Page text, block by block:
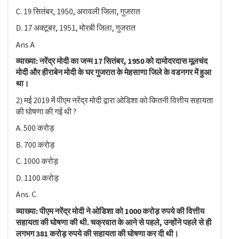
C. 19 सितंबर, 1950, अरावली जिला, गुजरात
D. 17 अक्टूबर, 1951, मोरबी जिला, गुजरात
Ans A
व्याख्या: नरेंद्र मोदी का जन्म 17 सितंबर, 1950 को दामोदरदास मूलचंद
मोदी और हीराबेन मोदी के घर गुजरात के मेहसाणा जिले के वडनगर में हुआ
था।
2) मई 2019 में पीएम नरेंद्र मोदी द्वारा ओडिशा को कितनी वित्तीय सहायता
की घोषणा की गई थी ?
A. 500 करोड़
B. 700 करोड़
C. 1000 करोड़
D. 1100 करोड़
Ans. C
व्याख्या: पीएम नरेंद्र मोदी ने ओडिशा को 1000 करोड़ रुपये की वित्तीय
सहायता की घोषणा की थी. चक्रवात के आने से पहले, उन्होंने पहले से ही
लगभग 381 करोड़ रुपये की सहायता की घोषणा कर दी थी।